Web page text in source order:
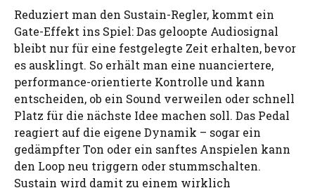
Reduziert man den Sustain-Regler, kommt ein
Gate-Effekt ins Spiel: Das geloopte Audiosignal
bleibt nur für eine festgelegte Zeit erhalten, bevor
es ausklingt. So erhält man eine nuanciertere,
performance-orientierte Kontrolle und kann
entscheiden, ob ein Sound verweilen oder schnell
Platz für die nächste Idee machen soll. Das Pedal
reagiert auf die eigene Dynamik – sogar ein
gedämpfter Ton oder ein sanftes Anspielen kann
den Loop neu triggern oder stummschalten.
Sustain wird damit zu einem wirklich